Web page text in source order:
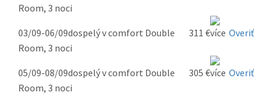
Room, 3 noci
03/09-06/09dospelý v comfort Double
Room, 3 noci
311 € Overiť
05/09-08/09dospelý v comfort Double
Room, 3 noci
305 € Overiť